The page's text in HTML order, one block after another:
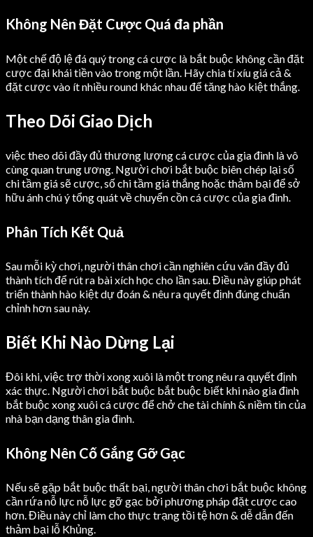
Không Nên Đặt Cược Quá đa phần
Một chế độ lệ đá quý trong cá cược là bắt buộc không cần đặt
cược đại khái tiền vào trong một lần. Hãy chia tí xíu giá cả &
đặt cược vào ít nhiều round khác nhau để tăng hào kiệt thắng.
Theo Dõi Giao Dịch
việc theo dõi đầy đủ thương lượng cá cược của gia đình là vô
cùng quan trung ương. Người chơi bắt buộc biên chép lại số
chi tầm giá sẽ cược, số chi tầm giá thắng hoặc thảm bại để sở
hữu ánh chú ý tổng quát về chuyển cồn cá cược của gia đình.
Phân Tích Kết Quả
Sau mỗi kỳ chơi, người thân chơi cần nghiên cứu vãn đầy đủ
thành tích để rút ra bài xích học cho lần sau. Điều này giúp phát
triển thành hào kiệt dự đoán & nêu ra quyết định đúng chuẩn
chỉnh hơn sau này.
Biết Khi Nào Dừng Lại
Đôi khi, việc trợ thời xong xuôi là một trong nêu ra quyết định
xác thực. Người chơi bắt buộc bắt buộc biết khi nào gia đình
bắt buộc xong xuôi cá cược để chở che tài chính & niềm tin của
nhà bạn dạng thân gia đình.
Không Nên Cố Gắng Gỡ Gạc
Nếu sẽ gặp bắt buộc thất bại, người thân chơi bắt buộc không
cần rứa nỗ lực nỗ lực gỡ gạc bởi phương pháp đặt cược cao
hơn. Điều này chỉ làm cho thực trạng tồi tệ hơn & dễ dẫn đến
thảm bại lỗ Khủng.